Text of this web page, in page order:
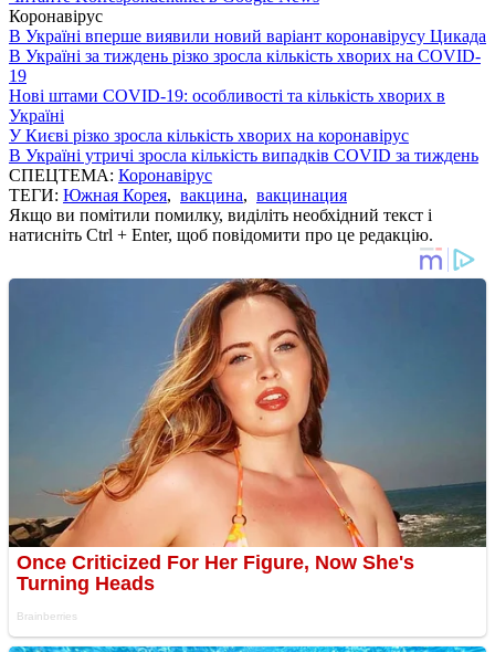
Коронавірус
В Україні вперше виявили новий варіант коронавірусу Цикада
В Україні за тиждень різко зросла кількість хворих на COVID-
19
Нові штами COVID-19: особливості та кількість хворих в
Україні
У Києві різко зросла кількість хворих на коронавірус
В Україні утричі зросла кількість випадків COVID за тиждень
СПЕЦТЕМА: Коронавірус
ТЕГИ: Южная Корея, вакцина, вакцинация
Якщо ви помітили помилку, виділіть необхідний текст і
натисніть Ctrl + Enter, щоб повідомити про це редакцію.